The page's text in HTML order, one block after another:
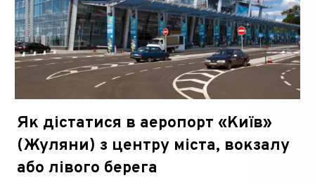
Як дістатися в аеропорт «Київ»
(Жуляни) з центру міста, вокзалу
або лівого берега